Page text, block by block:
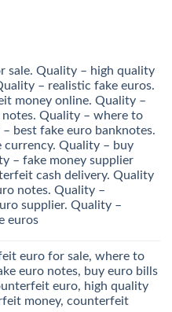
sale. Quality – high quality
– realistic fake euros.
money online. Quality –
Quality – where to
best fake euro banknotes.
Quality – buy
– fake money supplier
cash delivery. Quality
notes. Quality –
supplier. Quality –
euros
euro for sale, where to
euro notes, buy euro bills
euro, high quality
money, counterfeit